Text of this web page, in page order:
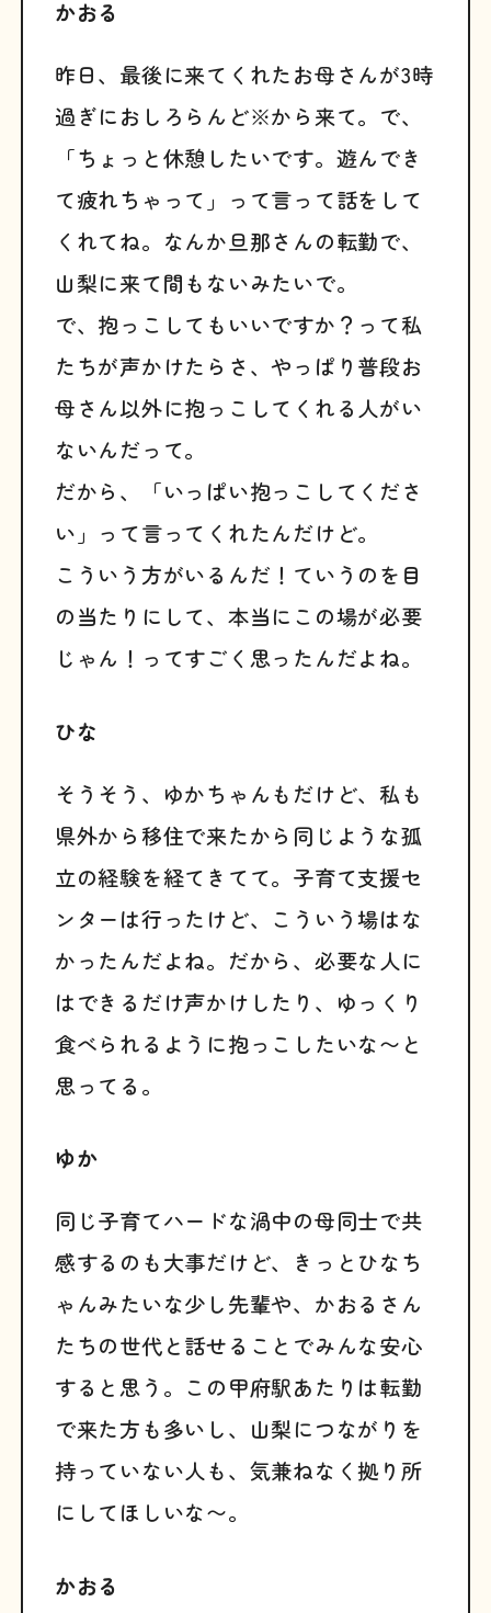
かおる
昨日、最後に来てくれたお母さんが3時
過ぎにおしろらんど※から来て。で、
「ちょっと休憩したいです。遊んでき
て疲れちゃって」って言って話をして
くれてね。なんか旦那さんの転勤で、
山梨に来て間もないみたいで。
で、抱っこしてもいいですか？って私
たちが声かけたらさ、やっぱり普段お
母さん以外に抱っこしてくれる人がい
ないんだって。
だから、「いっぱい抱っこしてくださ
い」って言ってくれたんだけど。
こういう方がいるんだ！ていうのを目
の当たりにして、本当にこの場が必要
じゃん！ってすごく思ったんだよね。
ひな
そうそう、ゆかちゃんもだけど、私も
県外から移住で来たから同じような孤
立の経験を経てきてて。子育て支援セ
ンターは行ったけど、こういう場はな
かったんだよね。だから、必要な人に
はできるだけ声かけしたり、ゆっくり
食べられるように抱っこしたいな〜と
思ってる。
ゆか
同じ子育てハードな渦中の母同士で共
感するのも大事だけど、きっとひなち
ゃんみたいな少し先輩や、かおるさん
たちの世代と話せることでみんな安心
すると思う。この甲府駅あたりは転勤
で来た方も多いし、山梨につながりを
持っていない人も、気兼ねなく拠り所
にしてほしいな〜。
かおる